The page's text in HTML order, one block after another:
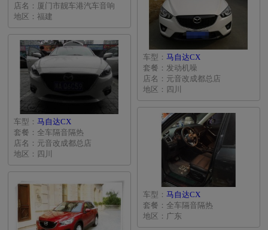
店名：厦门市靓车港汽车音响
地区：福建
车型： 马自达CX
套餐：发动机噪
店名：元音改成都总店
地区：四川
车型： 马自达CX
套餐：全车隔音隔热
店名：元音改成都总店
地区：四川
车型： 马自达CX
套餐：全车隔音隔热
地区：广东